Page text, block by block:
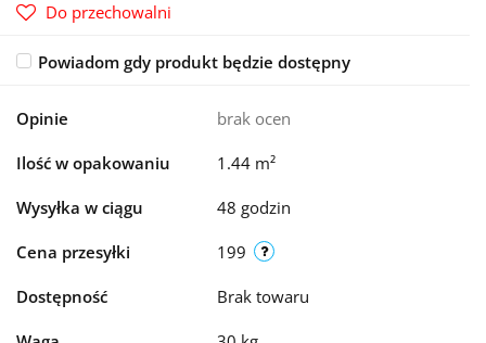
Do przechowalni
Powiadom gdy produkt będzie dostępny
Opinie brak ocen
Ilość w opakowaniu 1.44 m²
Wysyłka w ciągu 48 godzin
Cena przesyłki 199
Dostępność Brak towaru